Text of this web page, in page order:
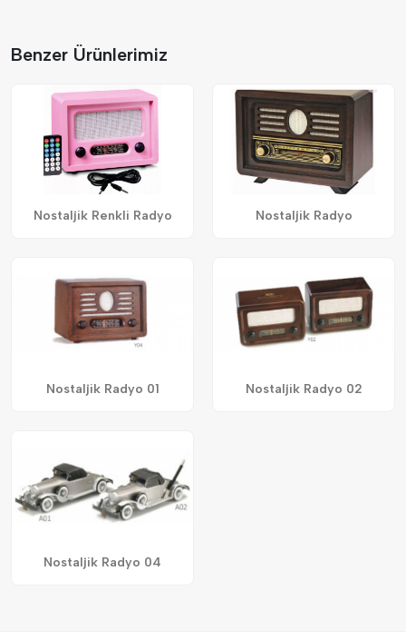
Benzer Ürünlerimiz
Nostaljik Renkli Radyo Nostaljik Radyo
Nostaljik Radyo 01 Nostaljik Radyo 02
Nostaljik Radyo 04